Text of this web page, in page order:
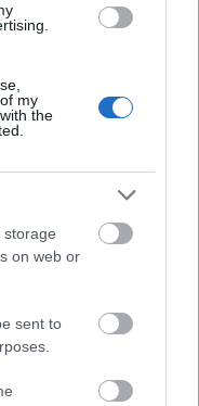
my
the
storage
on web or
sent to
első zöld szállodája.
a természet
iránt.